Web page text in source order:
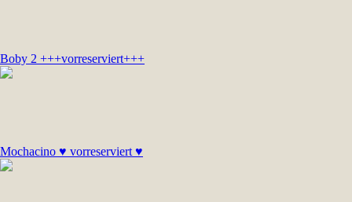
Boby 2 +++vorreserviert+++
Mochacino ♥ vorreserviert ♥